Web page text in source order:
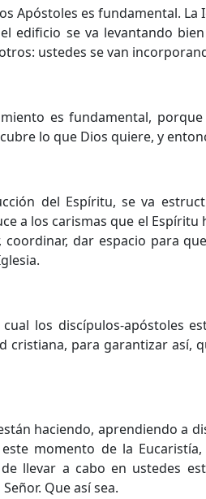
Apóstoles es fundamental.
edificio se va levantando
ustedes se van
es fundamental,
lo que Dios quiere, y
del Espíritu, se va
a los carismas que el
coordinar, dar espacio para
los discípulos-apóstoles
cristiana, para garantizar así,
haciendo, aprendiendo a
momento de la
llevar a cabo en ustedes
Que así sea.